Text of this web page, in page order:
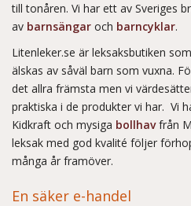
till tonåren. Vi har ett av Sveriges
av barnsängar och barncyklar.
Litenleker.se är leksaksbutiken
älskas av såväl barn som vuxna.
det allra främsta men vi
praktiska i de produkter vi har. Vi
Kidkraft och mysiga bollhavfrån
leksak med god kvalité följer
många år framöver.
En säker e-handel